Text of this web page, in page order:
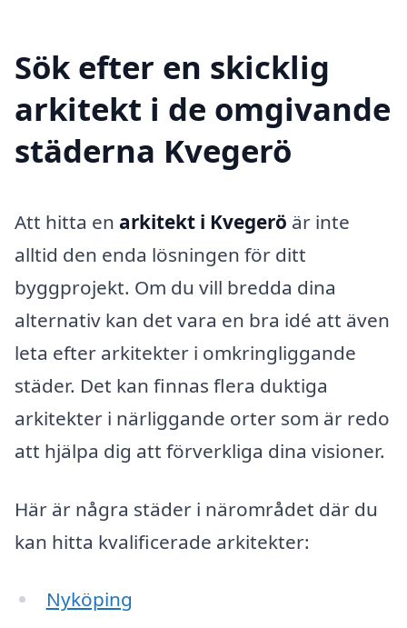
Sök efter en skicklig
arkitekt i de omgivande
städerna Kvegerö
Att hitta en arkitekt i Kvegerö är inte
alltid den enda lösningen för ditt
byggprojekt. Om du vill bredda dina
alternativ kan det vara en bra idé att även
leta efter arkitekter i omkringliggande
städer. Det kan finnas flera duktiga
arkitekter i närliggande orter som är redo
att hjälpa dig att förverkliga dina visioner.
Här är några städer i närområdet där du
kan hitta kvalificerade arkitekter:
Nyköping